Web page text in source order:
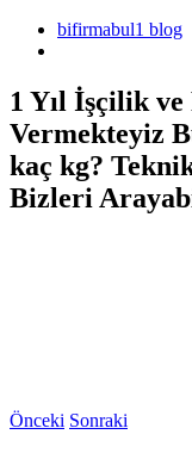
bifirmabul1 blog
1 Yıl İşçilik
Vermekteyiz
kaç kg?
Bizleri
Önceki Sonraki